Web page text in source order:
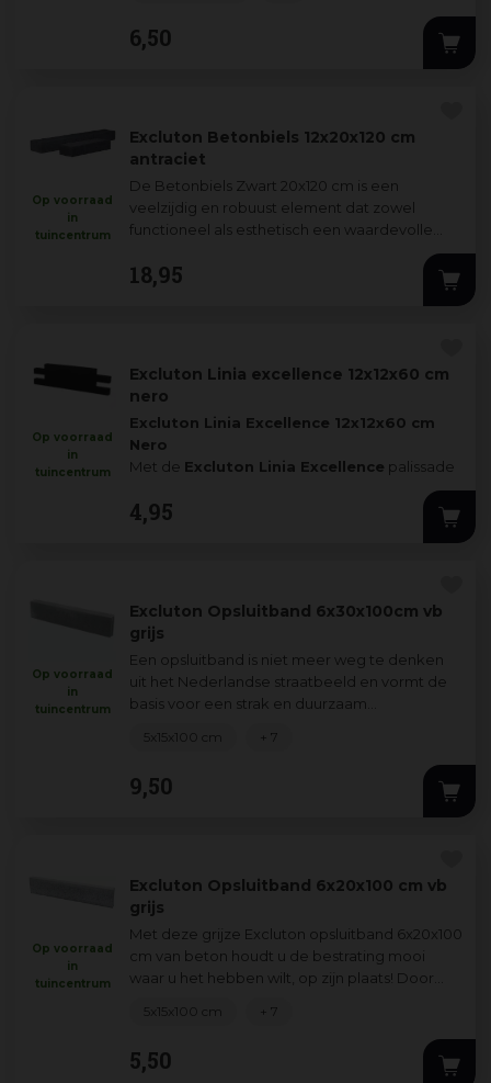
6,50
Excluton Betonbiels 12x20x120 cm
antraciet
De Betonbiels Zwart 20x120 cm is een
veelzijdig en robuust element dat zowel
functioneel als esthetisch een waardevolle
langwer
Op voorraad
in
tuincentrum
18,95
Excluton Linia excellence 12x12x60 cm
nero
Excluton Linia Excellence 12x12x60 cm
Nero
Met de Excluton Linia Excellence palissade
Op voorraad
in
tuincentrum
4,95
Excluton Opsluitband 6x30x100cm vb
grijs
Een opsluitband is niet meer weg te denken
uit het Nederlandse straatbeeld en vormt de
basis voor een strak en duurzaam
Op voorraad
in
tuincentrum
9,50
5x15x100 cm + 7
Excluton Opsluitband 6x20x100 cm vb
grijs
Met deze grijze Excluton opsluitband 6x20x100
cm van beton houdt u de bestrating mooi
waar u het hebben wilt, op zijn plaats! Door
Op voorraad
in
tuincentrum
5,50
5x15x100 cm + 7